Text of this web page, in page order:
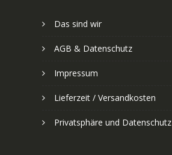
Das sind wir
AGB & Datenschutz
Impressum
Lieferzeit / Versandkosten
Privatsphäre und Datenschutz